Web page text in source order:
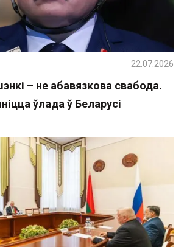
– не абавязкова свабода.
ўлада ў Беларусі
22.07.2026